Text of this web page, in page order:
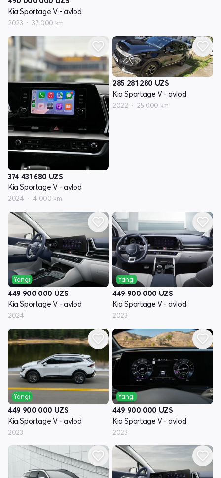
Kia Sportage V - avlod
2023 37 000 km
374 431 680 UZS
Kia Sportage V - avlod
2024 4 000 km
285 281 280 UZS
Kia Sportage V - avlod
2022 25 000 km
Yangi
449 900 000 UZS
Kia Sportage V - avlod
2024
Yangi
449 900 000 UZS
Kia Sportage V - avlod
2023
Yangi
449 900 000 UZS
Kia Sportage V - avlod
2023
Yangi
449 900 000 UZS
Kia Sportage V - avlod
2023